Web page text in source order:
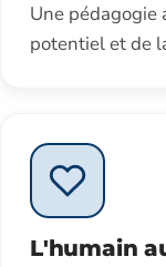
Une pédagogie
potentiel et de
L'humain